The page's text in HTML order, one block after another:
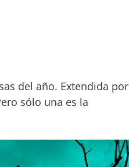
del año. Extendida por
sólo una es la